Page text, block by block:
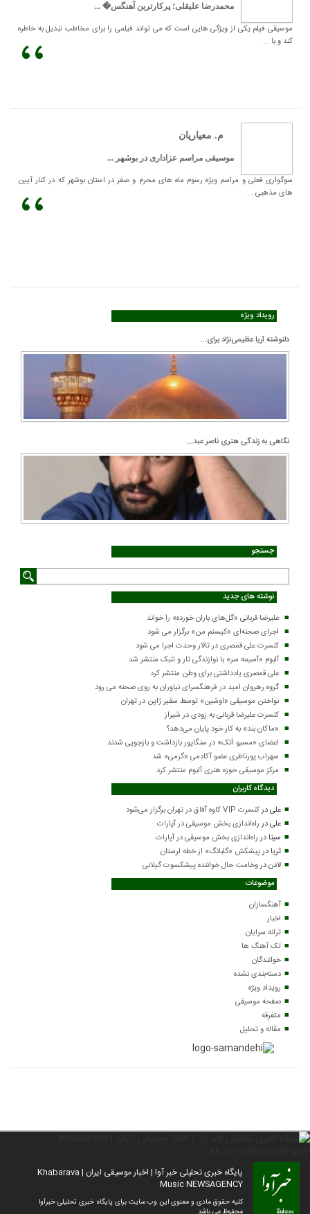
محمدرضا علیقلی؛ پرکارترین آهنگس� ...
موسیقی فیلم یکی از ویژگی هایی است که می تواند فیلمی را برای مخاطب تبدیل به خاطره
کند و با ...
،،
م. معیاریان
موسیقی مراسم عزاداری در بوشهر ...
سوگواری فعلی و مراسم ویژه رسوم ماه های محرم و صفر در استان بوشهر که در کنار آیین
های مذهبی ...
،،
رویداد ویژه
دلنوشته آریا عظیمی‌نژاد برای...
نگاهی به زندگی هنری ناصر عبد...
جستجو
نوشته های جدید
علیرضا قربانی «گل‌های باران خورده» را خواند
اجرای صحنه‌ای «کیستم من» برگزار می شود
کنسرت علی قمصری در تالار وحدت اجرا می شود
آلبوم «آسیمه سر» با نوازندگی تار و تنبک منتشر شد
علی قمصری یادداشتی برای وطن منتشر کرد
گروه رهروان امید در فرهنگسرای نیاوران به روی صحنه می رود
نواختن موسیقی «اوشین» توسط سفیر ژاپن در تهران
کنسرت علیرضا قربانی به زودی در شیراز
«ماکان بند» به کار خود پایان می‌دهد؟
اعضای «مسیو اَتک» در سنگاپور بازداشت و بازجویی شدند
سهراب پورناظری عضو آکادمی «گرمی» شد
مرکز موسیقی حوزه هنری آلبوم منتشر کرد
دیدگاه کاربران
علیدرکنسرت VIP کاوه آفاق در تهران برگزار می‌شود
علیدرراه‌اندازی بخش موسیقی در آپارات
سینا درراه‌اندازی بخش موسیقی در آپارات
ثریا درپیشکش «گلبانگ» از خطه لرستان
لادندروخامت حال خواننده پیشکسوت گیلانی
موضوعات
آهنگسازان
اخبار
ترانه سرایان
تک آهنگ ها
خوانندگان
دسته‌بندی نشده
رویداد ویژه
صفحه موسیقی
متفرقه
مقاله و تحلیل
پایگاه خبری تحلیلی خبر آوا | اخبار موسیقی ایران | Khabarava
Music NEWSAGENCY
کلیه حقوق مادی و معنوی این وب سایت برای پایگاه خبری تحلیلی خبرآوا